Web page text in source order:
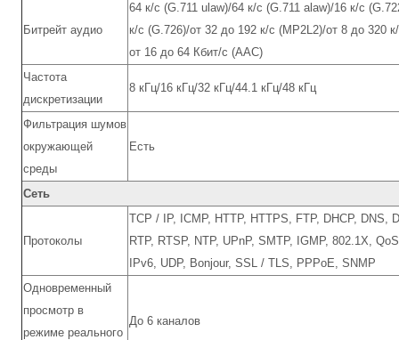
Битрейт аудио
64 к/с (G.711 ulaw)/64 к/с (G.711 alaw)/16 к/с
к/с (G.726)/от 32 до 192 к/с (MP2L2)/от 8 до 320
от 16 до 64 Кбит/с (AAC)
Частота
дискретизации
8 кГц/16 кГц/32 кГц/44.1 кГц/48 кГц
Фильтрация шумов
окружающей
среды
Есть
Сеть
Протоколы
TCP / IP, ICMP, HTTP, HTTPS, FTP, DHCP, DNS,
RTP, RTSP, NTP, UPnP, SMTP, IGMP, 802.1X,
IPv6, UDP, Bonjour, SSL / TLS, PPPoE, SNMP
Одновременный
просмотр в
режиме реального
До 6 каналов